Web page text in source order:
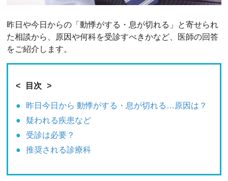
昨日や今日からの「動悸がする・息が切れる」と寄せられ
た相談から、原因や何科を受診すべきかなど、医師の回答
をご紹介します。
目次
昨日今日から 動悸がする・息が切れる…原因は？
疑われる疾患など
受診は必要？
推奨される診療科